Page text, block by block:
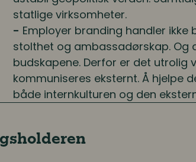
statlige virksomheter.
- Employer branding handler
stolthet og ambassadørskap.
budskapene. Derfor er det utrolig
kommuniseres eksternt. Å hjelpe
både internkulturen og den